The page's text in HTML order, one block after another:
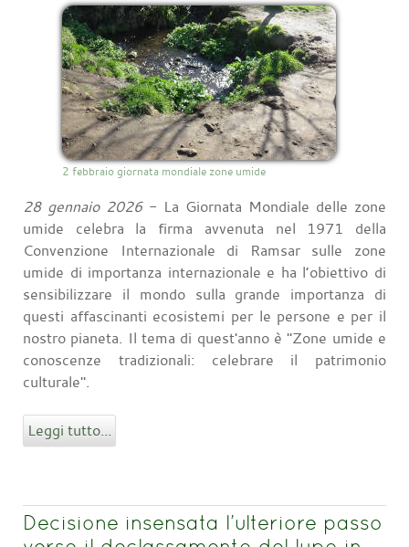
2 febbraio giornata mondiale zone umide
28 gennaio 2026- La Giornata Mondiale delle zone
umide celebra la firma avvenuta nel 1971 della
Convenzione Internazionale di Ramsar sulle zone
umide di importanza internazionale e ha l’obiettivo di
sensibilizzare il mondo sulla grande importanza di
questi affascinanti ecosistemi per le persone e per il
nostro pianeta. Il tema di quest'anno è "Zone umide e
conoscenze tradizionali: celebrare il patrimonio
culturale".
Leggi tutto...
Decisione insensata l’ulteriore passo